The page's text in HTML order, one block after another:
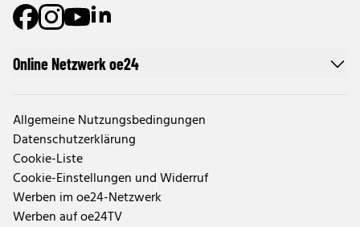
Online Netzwerk oe24
Allgemeine Nutzungsbedingungen
Datenschutzerklärung
Cookie-Liste
Cookie-Einstellungen und Widerruf
Werben im oe24-Netzwerk
Werben auf oe24TV